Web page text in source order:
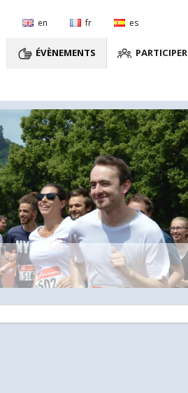
en fr es
ÉVÈNEMENTS PARTICIPER